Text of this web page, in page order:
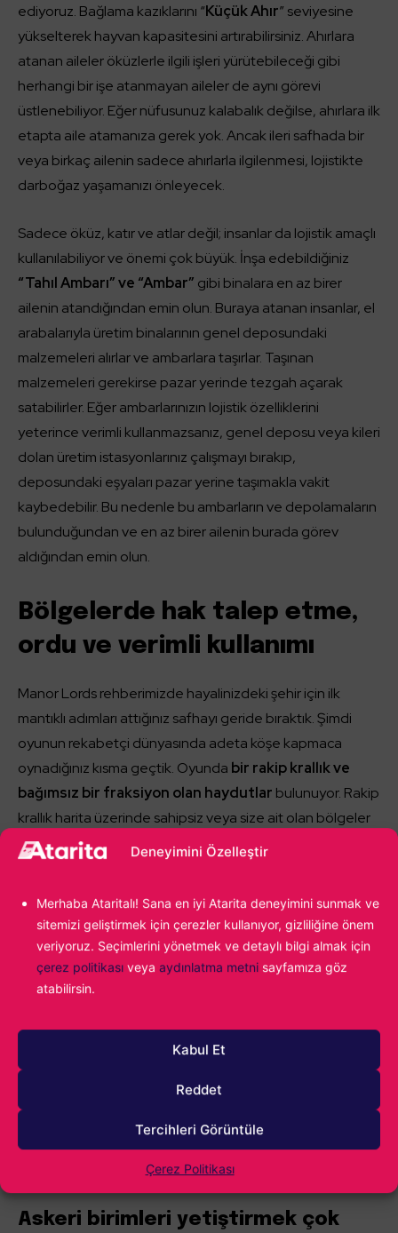
Deneyimini Özelleştir
Merhaba Ataritalı! Sana en iyi Atarita deneyimini sunmak ve
sitemizi geliştirmek için çerezler kullanıyor, gizliliğine önem
veriyoruz. Seçimlerini yönetmek ve detaylı bilgi almak için
çerez politikası veya aydınlatma metni sayfamıza göz
atabilirsin.
Kabul Et
Reddet
Tercihleri Görüntüle
Çerez Politikası
ediyoruz. Bağlama kazıklarını “Küçük Ahır” seviyesine
yükselterek hayvan kapasitesini artırabilirsiniz. Ahırlara
atanan aileler öküzlerle ilgili işleri yürütebileceği gibi
herhangi bir işe atanmayan aileler de aynı görevi
üstlenebiliyor. Eğer nüfusunuz kalabalık değilse, ahırlara ilk
etapta aile atamanıza gerek yok. Ancak ileri safhada bir
veya birkaç ailenin sadece ahırlarla ilgilenmesi, lojistikte
darboğaz yaşamanızı önleyecek.
Sadece öküz, katır ve atlar değil; insanlar da lojistik amaçlı
kullanılabiliyor ve önemi çok büyük. İnşa edebildiğiniz
“Tahıl Ambarı” ve “Ambar” gibi binalara en az birer
ailenin atandığından emin olun. Buraya atanan insanlar, el
arabalarıyla üretim binalarının genel deposundaki
malzemeleri alırlar ve ambarlara taşırlar. Taşınan
malzemeleri gerekirse pazar yerinde tezgah açarak
satabilirler. Eğer ambarlarınızın lojistik özelliklerini
yeterince verimli kullanmazsanız, genel deposu veya kileri
dolan üretim istasyonlarınız çalışmayı bırakıp,
deposundaki eşyaları pazar yerine taşımakla vakit
kaybedebilir. Bu nedenle bu ambarların ve depolamaların
bulunduğundan ve en az birer ailenin burada görev
aldığından emin olun.
Bölgelerde hak talep etme,
ordu ve verimli kullanımı
Manor Lords rehberimizde hayalinizdeki şehir için ilk
mantıklı adımları attığınız safhayı geride bıraktık. Şimdi
oyunun rekabetçi dünyasında adeta köşe kapmaca
oynadığınız kısma geçtik. Oyunda bir rakip krallık ve
bağımsız bir fraksiyon olan haydutlar bulunuyor. Rakip
krallık harita üzerinde sahipsiz veya size ait olan bölgeler
üzerinde hak iddia edebiliyor. Haydutlar ise belirli
korumak ve haritadaki rekabetin gerisinde kalmamak için
iyi silahlandırılmış bir orduya ihtiyaç duyacaksınız.
Askeri birimleri yetiştirmek çok